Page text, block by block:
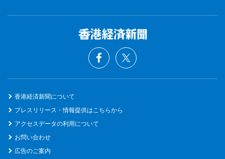
香港経済新聞について
プレスリリース・情報提供はこちらから
アクセスデータの利用について
お問い合わせ
広告のご案内